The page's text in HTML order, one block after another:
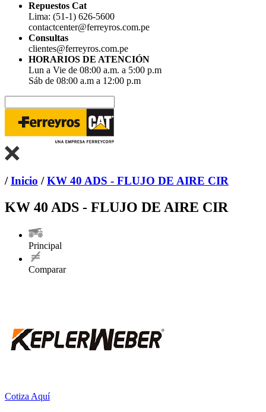
Repuestos Cat
Lima: (51-1) 626-5600
contactcenter@ferreyros.com.pe
Consultas
clientes@ferreyros.com.pe
HORARIOS DE ATENCIÓN
Lun a Vie de 08:00 a.m. a 5:00 p.m
Sáb de 08:00 a.m a 12:00 p.m
/Inicio /KW 40 ADS - FLUJO DE AIRE CIR
KW 40 ADS - FLUJO DE AIRE CIR
Principal
Comparar
Cotiza Aquí